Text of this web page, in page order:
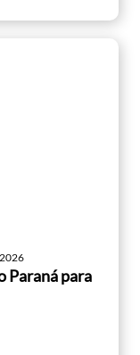
Paraná para